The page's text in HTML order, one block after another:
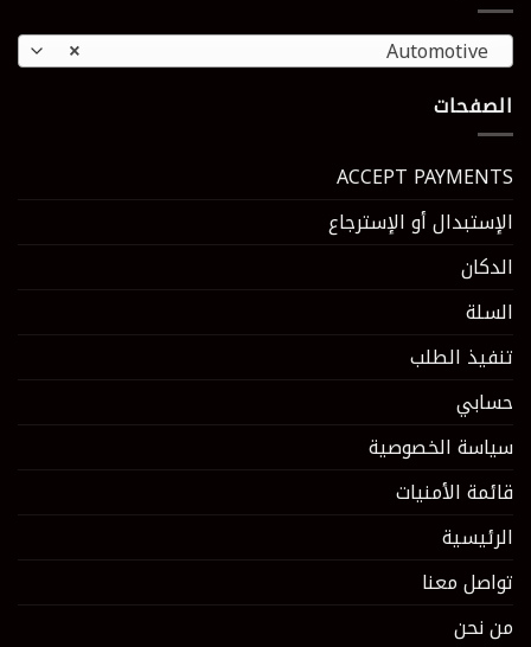
Automotive
الصفحات
ACCEPT PAYMENTS
الإستبدال أو الإسترجاع
الدكان
السلة
تنفيذ الطلب
حسابي
سياسة الخصوصية
قائمة الأمنيات
الرئيسية
تواصل معنا
من نحن